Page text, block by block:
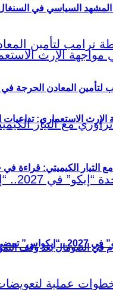
الإرث الاستعماري: تداعيات
دون انتظار
السياسي في
لتأمين المعادن الحرجة في
الكيميتي: قراءة في
في الصومال بعد وقف